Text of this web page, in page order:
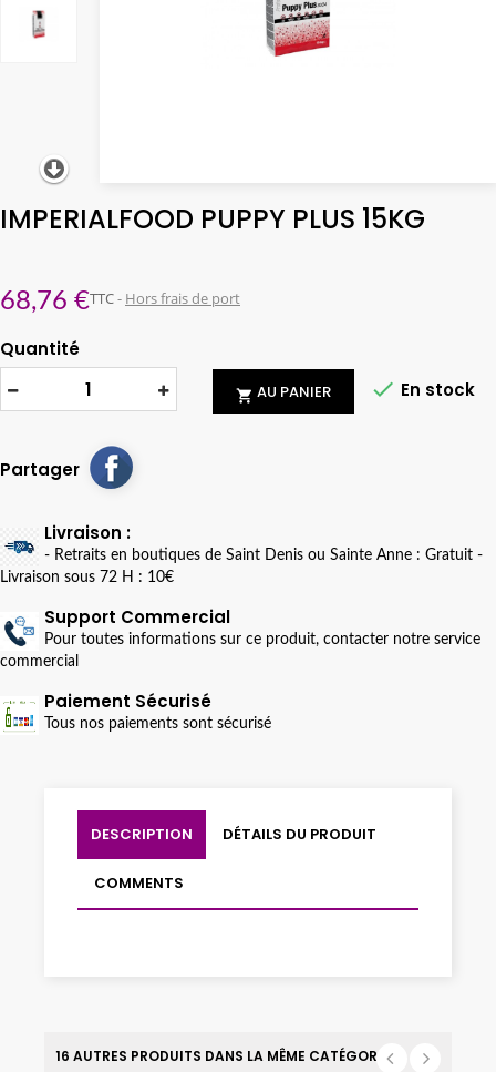
IMPERIALFOOD PUPPY PLUS 15KG
68,76 €TTC Hors frais de port
Quantité
 AU PANIER  En stock
Partager
Livraison :
- Retraits en boutiques de Saint Denis ou Sainte Anne : Gratuit -
Livraison sous 72 H : 10€
Support Commercial
Pour toutes informations sur ce produit, contacter notre service
commercial
Paiement Sécurisé
Tous nos paiements sont sécurisé
DESCRIPTION DÉTAILS DU PRODUIT
COMMENTS
16 AUTRES PRODUITS DANS LA MÊME CATÉGORIE :